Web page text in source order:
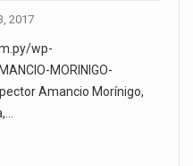
2017
wp-
MORINIGO-
Amancio Morínigo,